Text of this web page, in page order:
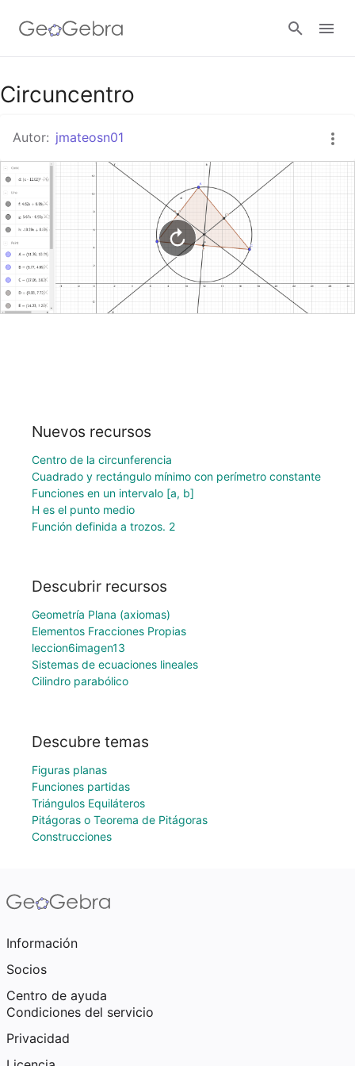
Google Classroom
GeoGebra Classroom
Abrir sesión
Circuncentro
Autor: jmateosn01
Nuevos recursos
Centro de la circunferencia
Cuadrado y rectángulo mínimo con perímetro constante
Funciones en un intervalo [a, b]
H es el punto medio
Función definida a trozos. 2
Descubrir recursos
Geometría Plana (axiomas)
Elementos Fracciones Propias
leccion6imagen13
Sistemas de ecuaciones lineales
Cilindro parabólico
Descubre temas
Figuras planas
Funciones partidas
Triángulos Equiláteros
Pitágoras o Teorema de Pitágoras
Construcciones
Información
Socios
Centro de ayuda
Condiciones del servicio
Privacidad